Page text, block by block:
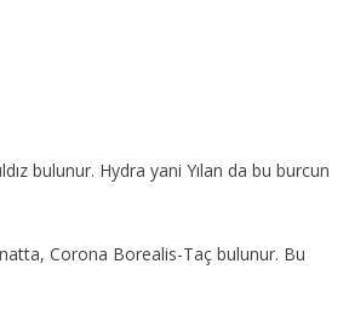
bulunur. Hydra yani Yılan da bu burcun
Corona Borealis-Taç bulunur. Bu